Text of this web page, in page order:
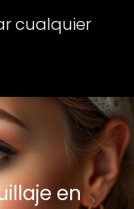
cualquier
en